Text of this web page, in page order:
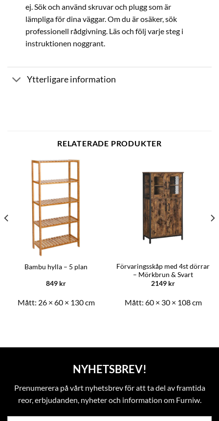
ej. Sök och använd skruvar och plugg som är
lämpliga för dina väggar. Om du är osäker, sök
professionell rådgivning. Läs och följ varje steg i
instruktionen noggrant.
Ytterligare information
RELATERADE PRODUKTER
Bambu hylla – 5 plan
849 kr
Mått: 26 × 60 × 130 cm
Förvaringsskåp med 4st dörrar
– Mörkbrun & Svart
2149 kr
Mått: 60 × 30 × 108 cm
NYHETSBREV!
Prenumerera på vårt nyhetsbrev för att ta del av framtida
reor, erbjudanden, nyheter och information om Furniw.